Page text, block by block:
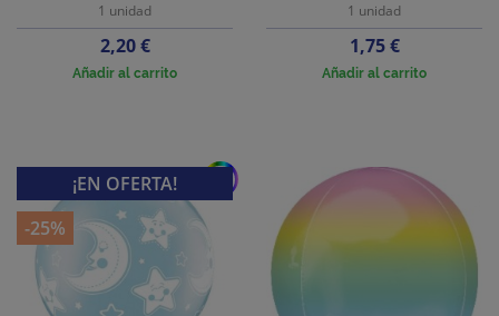
1 unidad
Precio
2,20 €
Añadir al carrito
1 unidad
Precio
1,75 €
Añadir al carrito
add
¡EN OFERTA!
-25%